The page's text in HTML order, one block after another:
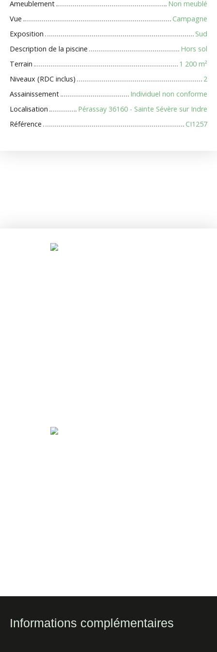
Ameublement
Non meublé
Vue
Campagne
Exposition
Sud
Description de la piscine
Hors sol
Terrain
1 200 m²
Niveaux (RDC inclus)
2
Assainissement
Individuel non conforme
Localisation
Pérassay 36160 - Sainte Sévère sur Indre
Référence
CI1257
Informations complémentaires